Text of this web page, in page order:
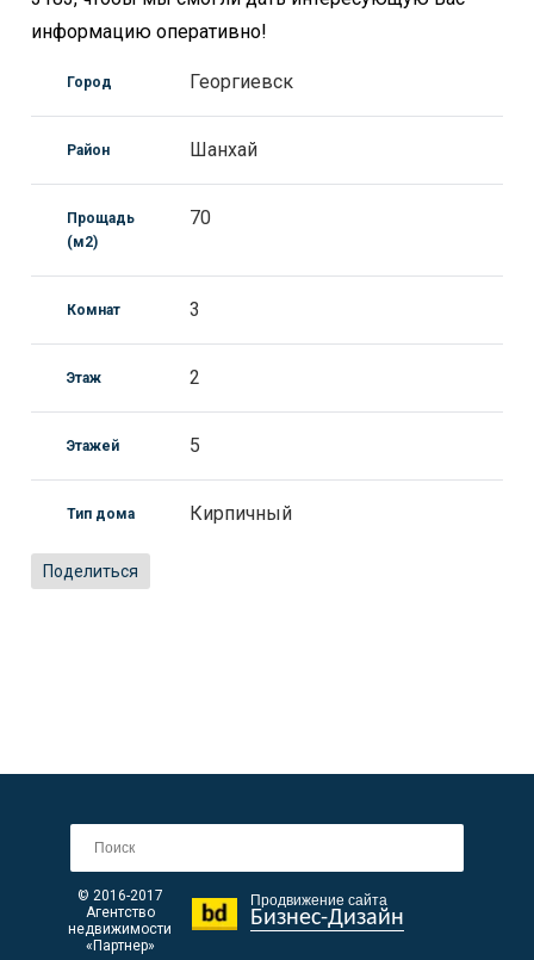
информацию оперативно!
Город Георгиевск
Район Шанхай
Прощадь
(м2)
70
Комнат 3
Этаж 2
Этажей 5
Тип дома Кирпичный
Поделиться
Продвижение сайта
Бизнес-Дизайн
© 2016-2017
Агентство
недвижимости
«Партнер»